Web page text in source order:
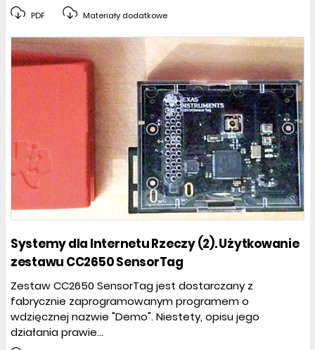
PDF Materiały dodatkowe
Systemy dla Internetu Rzeczy (2). Użytkowanie
zestawu CC2650 SensorTag
Zestaw CC2650 SensorTag jest dostarczany z
fabrycznie zaprogramowanym programem o
wdzięcznej nazwie "Demo". Niestety, opisu jego
działania prawie...